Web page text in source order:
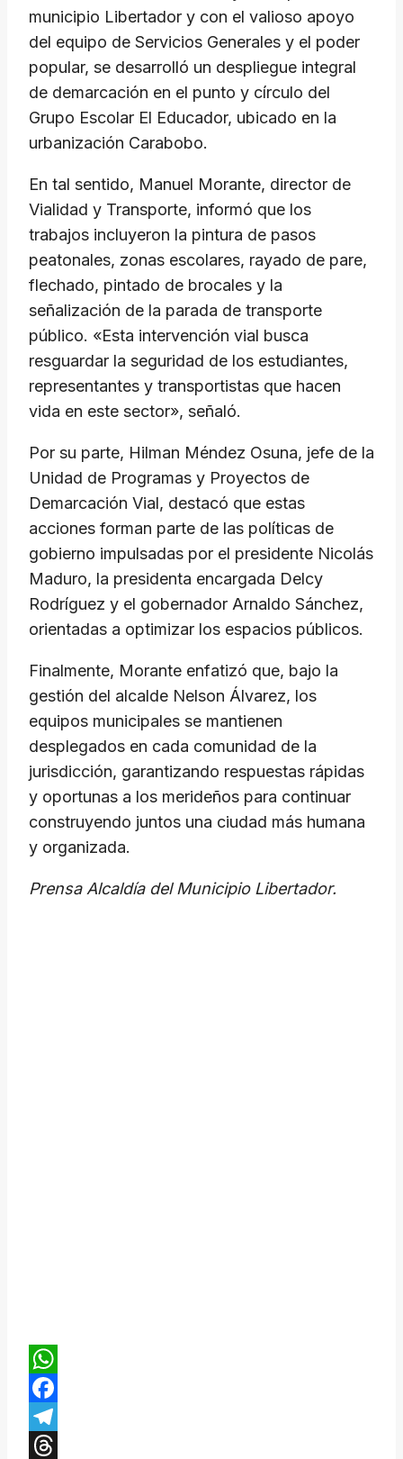
municipio Libertador y con el valioso apoyo
del equipo de Servicios Generales y el poder
popular, se desarrolló un despliegue integral
de demarcación en el punto y círculo del
Grupo Escolar El Educador, ubicado en la
urbanización Carabobo.
En tal sentido, Manuel Morante, director de
Vialidad y Transporte, informó que los
trabajos incluyeron la pintura de pasos
peatonales, zonas escolares, rayado de pare,
flechado, pintado de brocales y la
señalización de la parada de transporte
público. «Esta intervención vial busca
resguardar la seguridad de los estudiantes,
representantes y transportistas que hacen
vida en este sector», señaló.
Por su parte, Hilman Méndez Osuna, jefe de la
Unidad de Programas y Proyectos de
Demarcación Vial, destacó que estas
acciones forman parte de las políticas de
gobierno impulsadas por el presidente Nicolás
Maduro, la presidenta encargada Delcy
Rodríguez y el gobernador Arnaldo Sánchez,
orientadas a optimizar los espacios públicos.
Finalmente, Morante enfatizó que, bajo la
gestión del alcalde Nelson Álvarez, los
equipos municipales se mantienen
desplegados en cada comunidad de la
jurisdicción, garantizando respuestas rápidas
y oportunas a los merideños para continuar
construyendo juntos una ciudad más humana
y organizada.
Prensa Alcaldía del Municipio Libertador.
WhatsApp
Facebook
Telegram